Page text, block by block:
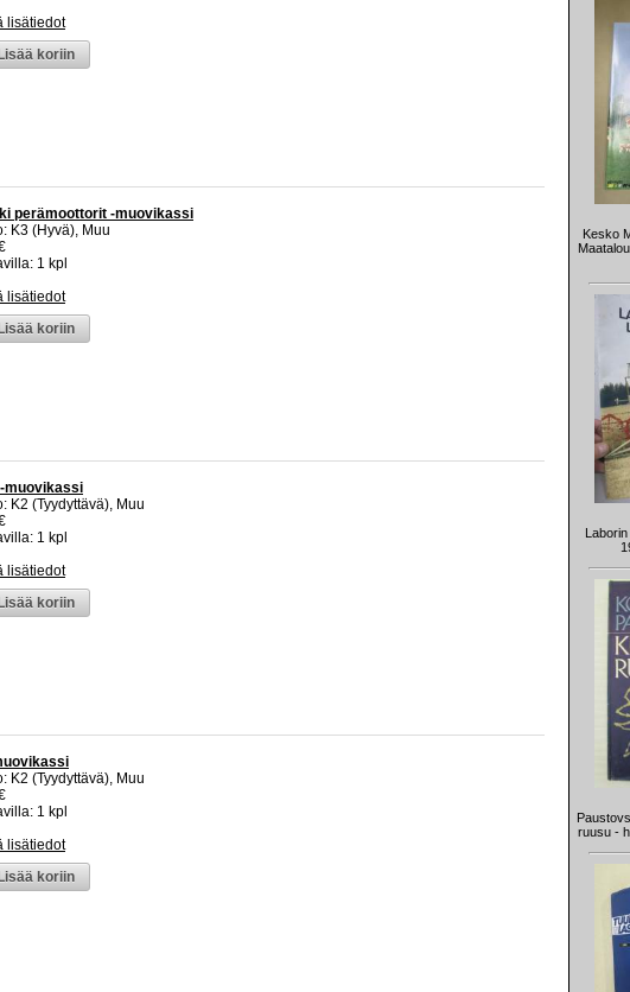
lisätiedot
Lisää koriin
perämoottorit -muovikassi
K3 (Hyvä), Muu
1 kpl
lisätiedot
Lisää koriin
muovikassi
K2 (Tyydyttävä), Muu
1 kpl
lisätiedot
Lisää koriin
K2 (Tyydyttävä), Muu
1 kpl
lisätiedot
Lisää koriin
Kesko
ruusu -